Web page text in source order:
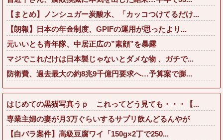
【まとめ】ノンシュガー炭酸水、「カッコつけてるだけ...
【朗報】日本の年金制度、GPIFの運用が思ったより...
元いいとも青年隊、中居正広の”素顔”を暴露
マジでこれだけは日本製じゃないとダメな物 、ガチで...
防衛費、過去最大の約8兆9千億円要求へ…予算案で膨...
はじめての黒猫写真うｐ これってどう見ても・・・【...
専業主婦の妻が月3万ぐらいするサプリ飲んどるんやが
【白バラ案件】高級豆腐ワイ「150g×2丁で250...